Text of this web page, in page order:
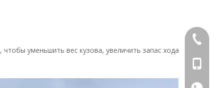
уменьшить вес кузова, увеличить запас хода
+86-